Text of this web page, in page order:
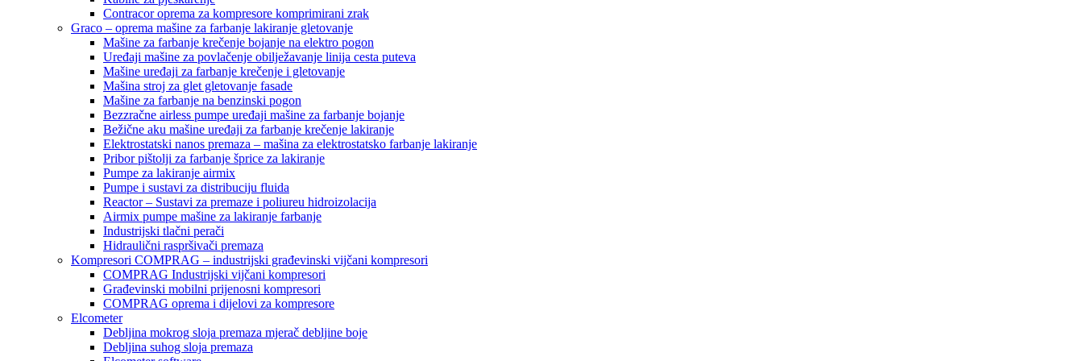
Contracor oprema za kompresore komprimirani zrak
Graco – oprema mašine za farbanje lakiranje gletovanje
Mašine za farbanje krečenje bojanje na elektro pogon
Uređaji mašine za povlačenje obilježavanje linija cesta puteva
Mašine uređaji za farbanje krečenje i gletovanje
Mašina stroj za glet gletovanje fasade
Mašine za farbanje na benzinski pogon
Bezzračne airless pumpe uređaji mašine za farbanje bojanje
Bežične aku mašine uređaji za farbanje krečenje lakiranje
Elektrostatski nanos premaza – mašina za elektrostatsko farbanje lakiranje
Pribor pištolji za farbanje šprice za lakiranje
Pumpe za lakiranje airmix
Pumpe i sustavi za distribuciju fluida
Reactor – Sustavi za premaze i poliureu hidroizolacija
Airmix pumpe mašine za lakiranje farbanje
Industrijski tlačni perači
Hidraulični raspršivači premaza
Kompresori COMPRAG – industrijski građevinski vijčani kompresori
COMPRAG Industrijski vijčani kompresori
Građevinski mobilni prijenosni kompresori
COMPRAG oprema i dijelovi za kompresore
Elcometer
Debljina mokrog sloja premaza mjerač debljine boje
Debljina suhog sloja premaza